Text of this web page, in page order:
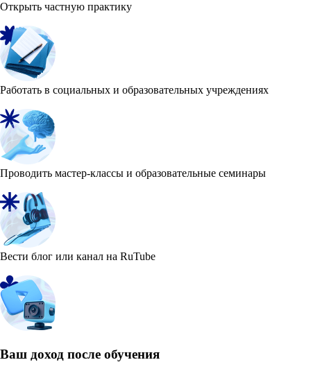
Открыть частную практику
Работать в социальных и образовательных учреждениях
Проводить мастер-классы и образовательные семинары
Вести блог или канал на RuTube
Ваш доход после обучения